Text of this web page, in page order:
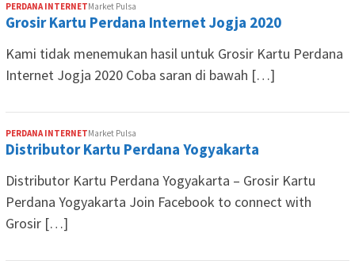
PERDANA INTERNETMarket Pulsa
Grosir Kartu Perdana Internet Jogja 2020
Kami tidak menemukan hasil untuk Grosir Kartu Perdana
Internet Jogja 2020 Coba saran di bawah […]
PERDANA INTERNETMarket Pulsa
Distributor Kartu Perdana Yogyakarta
Distributor Kartu Perdana Yogyakarta – Grosir Kartu
Perdana Yogyakarta Join Facebook to connect with
Grosir […]